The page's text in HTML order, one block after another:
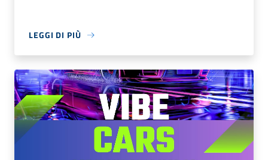
LEGGI DI PIÙ